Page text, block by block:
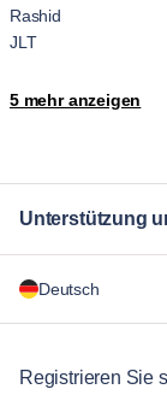
Rashid
JLT
Nad Al Sheba
5 mehr anzeigen
Unterstützung
Für Unternehmen
Gästebetreuung
Deutsch
English
Registrieren Sie